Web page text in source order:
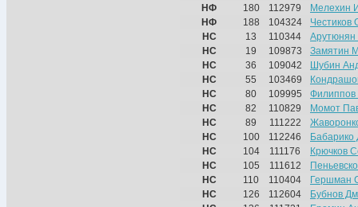
НФ
180 112979
Мелехин
НФ
188 104324
Честиков
НС
13 110344
Арутюнян
НС
19 109873
Замятин
НС
36 109042
Шубин
НС
55 103469
НС
80 109995
Филиппов
НС
82 110829
Момот
НС
89 111222
НС
100 112246
Бабарико
НС
104 111176
Крючков
НС
105 111612
НС
110 110404
Гершман
НС
126 112604
Бубнов